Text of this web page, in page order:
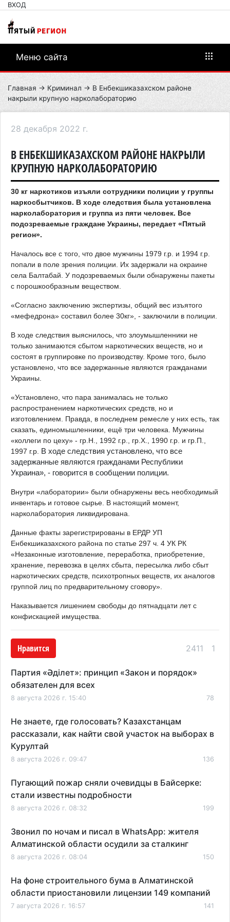
ВХОД
Меню сайта
Главная → Криминал → В Енбекшиказахском районе
накрыли крупную нарколабораторию
28 декабря 2022 г.
В ЕНБЕКШИКАЗАХСКОМ РАЙОНЕ НАКРЫЛИ
КРУПНУЮ НАРКОЛАБОРАТОРИЮ
30 кг наркотиков изъяли сотрудники полиции у группы
наркосбытчиков. В ходе следствия была установлена
нарколаборатория и группа из пяти человек. Все
подозреваемые граждане Украины, передает «Пятый
регион».
Началось все с того, что двое мужчины 1979 г.р. и 1994 г.р.
попали в поле зрения полиции. Их задержали на окраине
села Балтабай. У подозреваемых были обнаружены пакеты
с порошкообразным веществом.
«Согласно заключению экспертизы, общий вес изъятого
«мефедрона» составил более 30кг», - заключили в полиции.
В ходе следствия выяснилось, что злоумышленники не
только занимаются сбытом наркотических веществ, но и
состоят в группировке по производству. Кроме того, было
установлено, что все задержанные являются гражданами
Украины.
«Установлено, что пара занималась не только
распространением наркотических средств, но и
изготовлением. Правда, в последнем ремесле у них есть, так
сказать, единомышленники, ещё три человека. Мужчины
«коллеги по цеху» - гр.Н., 1992 г.р., гр.Х., 1990 г.р. и гр.П.,
1997 г.р.
В ходе следствия установлено, что все
задержанные являются гражданами Республики
Украина», - говорится в сообщении полиции.
Внутри «лаборатории» были обнаружены весь необходимый
инвентарь и готовое сырье. В настоящий момент,
нарколаборатория ликвидирована.
Данные факты зарегистрированы в ЕРДР УП
Енбекшиказахского района по статье 297 ч. 4 УК РК
«Незаконные изготовление, переработка, приобретение,
хранение, перевозка в целях сбыта, пересылка либо сбыт
наркотических средств, психотропных веществ, их аналогов
группой лиц по предварительному сговору».
Наказывается лишением свободы до пятнадцати лет с
конфискацией имущества.
Нравится 2411 1
Партия «Әділет»: принцип «Закон и порядок»
обязателен для всех
8 августа 2026 г. 15:40 78
Не знаете, где голосовать? Казахстанцам
рассказали, как найти свой участок на выборах в
Курултай
8 августа 2026 г. 09:47 136
Пугающий пожар сняли очевидцы в Байсерке:
стали известны подробности
8 августа 2026 г. 08:32 199
Звонил по ночам и писал в WhatsApp: жителя
Алматинской области осудили за сталкинг
8 августа 2026 г. 08:04 150
На фоне строительного бума в Алматинской
области приостановили лицензии 149 компаний
7 августа 2026 г. 16:57 141